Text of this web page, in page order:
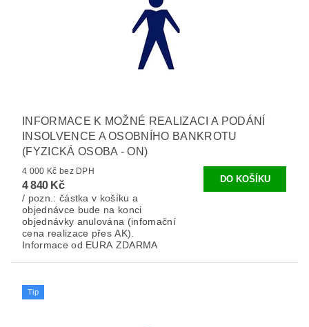
INFORMACE K MOŽNÉ REALIZACI A PODÁNÍ
INSOLVENCE A OSOBNÍHO BANKROTU
(FYZICKÁ OSOBA - ON)
4 000 Kč bez DPH
4 840 Kč
/ pozn.: částka v košíku a
objednávce bude na konci
objednávky anulována (infomační
cena realizace přes AK).
Informace od EURA ZDARMA
Tip